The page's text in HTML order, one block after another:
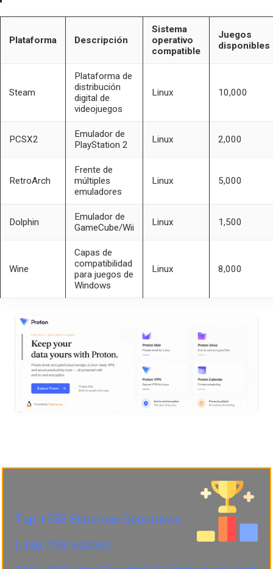
Plataforma Descripción
Sistema
operativo
compatible
Juegos
disponibles
Steam
Plataforma de
distribución
digital de
videojuegos
Linux 10,000
PCSX2
Emulador de
PlayStation 2
Linux 2,000
RetroArch
Frente de
múltiples
emuladores
Linux 5,000
Dolphin
Emulador de
GameCube/Wii
Linux 1,500
Wine
Capas de
compatibilidad
para juegos de
Windows
Linux 8,000
Top +250 Sistemas Operativos
Linux más usados.